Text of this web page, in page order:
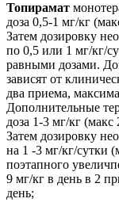
Топирамат
доза 0,5-1 мг/кг
Затем дозировку
по 0,5 или 1 мг/кг/
равными дозами.
зависят от
два приема,
Дополнительные
доза 1-3 мг/кг
Затем дозировку
на 1 -3 мг/кг/сутки
поэтапного
9 мг/кг в день в 2
день;